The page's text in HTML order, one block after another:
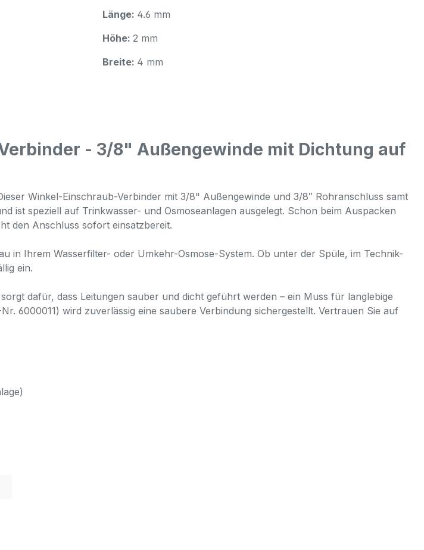
Länge: 4.6 mm
Höhe: 2 mm
Breite: 4 mm
- 3/8" Außengewinde mit Dichtung auf
Winkel-Einschraub-Verbinder mit 3/8" Außengewinde und 3/8″ Rohranschluss samt
ist speziell auf Trinkwasser- und Osmoseanlagen ausgelegt. Schon beim Auspacken
den Anschluss sofort einsatzbereit.
in Ihrem Wasserfilter- oder Umkehr-Osmose-System. Ob unter der Spüle, im Technik-
ein.
dafür, dass Leitungen sauber und dicht geführt werden – ein Muss für langlebige
6000011) wird zuverlässig eine saubere Verbindung sichergestellt. Vertrauen Sie auf